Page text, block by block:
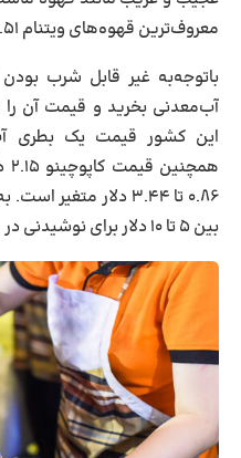
معروف‌ترین قهوه‌های ویتنام ۱.۵۱ دلار است.
باتوجه‌به غیر قابل شرب بودن
آب‌معدنی بخرید و قیمت آن را
۰.۸۶ تا ۳.۴۴ دلار
بین ۵ تا ۱۰ دلار برای نوشیدنی در ویتنام هزینه پرداخت کنید.